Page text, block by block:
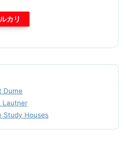
カリ
Dume
Lautner
Study Houses